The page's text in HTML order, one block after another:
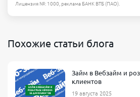
Лицензия №: 1000, реклама БАНК ВТБ (ПАО).
Похожие статьи блога
Займ в Вебзайм и
клиентов
19 августа 2025